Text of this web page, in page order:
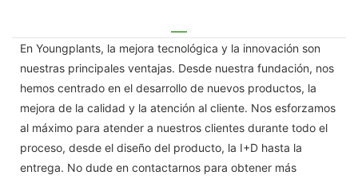
En Youngplants, la mejora tecnológica y la innovación son
nuestras principales ventajas. Desde nuestra fundación, nos
hemos centrado en el desarrollo de nuevos productos, la
mejora de la calidad y la atención al cliente. Nos esforzamos
al máximo para atender a nuestros clientes durante todo el
proceso, desde el diseño del producto, la I+D hasta la
entrega. No dude en contactarnos para obtener más